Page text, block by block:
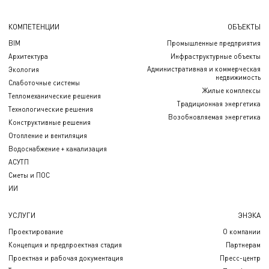
КОМПЕТЕНЦИИ
BIM
Архитектура
Экология
Слаботочные системы
Тепломеханические решения
Технологические решения
Конструктивные решения
Отопление и вентиляция
Водоснабжение + канализация
АСУТП
Сметы и ПОС
ИИ
ОБЪЕКТЫ
Промышленные предприятия
Инфраструктурные объекты
Административная и коммерческая
недвижимость
Жилые комплексы
Традиционная энергетика
Возобновляемая энергетика
УСЛУГИ
Проектирование
Концепция и предпроектная стадия
Проектная и рабочая документация
ЭНЭКА
О компании
Партнерам
Пресс-центр